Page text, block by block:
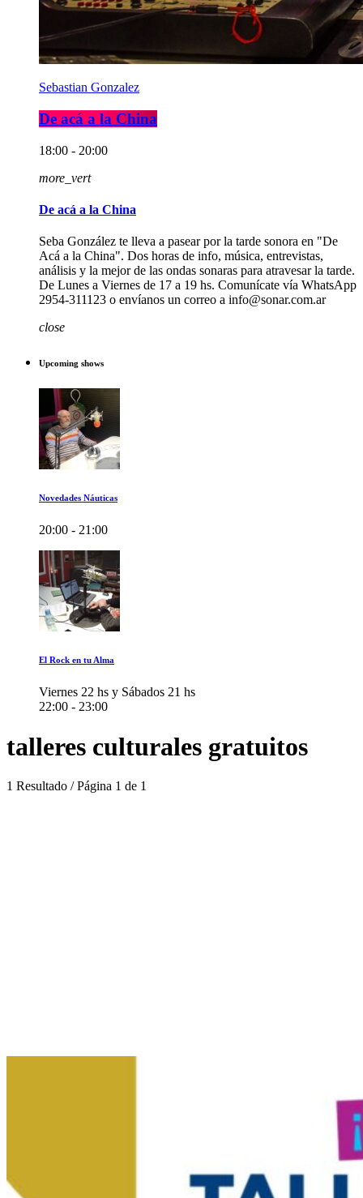
Sebastian Gonzalez
De acá a la China
18:00 - 20:00
more_vert
De acá a la China
Seba González te lleva a pasear por la tarde sonora en "De
Acá a la China". Dos horas de info, música, entrevistas,
análisis y la mejor de las ondas sonaras para atravesar la tarde.
De Lunes a Viernes de 17 a 19 hs. Comunícate vía WhatsApp
2954-311123 o envíanos un correo a info@sonar.com.ar
close
Upcoming shows
Novedades Náuticas
20:00 - 21:00
El Rock en tu Alma
Viernes 22 hs y Sábados 21 hs
22:00 - 23:00
talleres culturales gratuitos
1 Resultado / Página 1 de 1